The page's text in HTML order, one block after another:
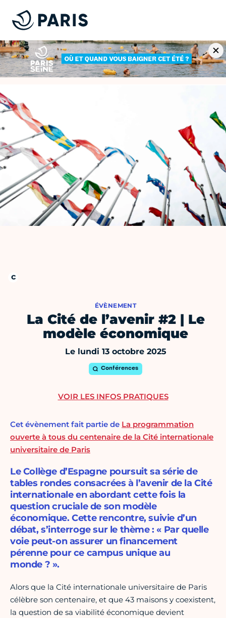
ÉVÈNEMENT
La Cité de l’avenir #2 | Le
modèle économique
Le lundi 13 octobre 2025
Conférences
Cet évènement fait partie de La programmation
ouverte à tous du centenaire de la Cité internationale
universitaire de Paris
Le Collège d’Espagne poursuit sa série de
tables rondes consacrées à l’avenir de la Cité
internationale en abordant cette fois la
question cruciale de son modèle
économique. Cette rencontre, suivie d’un
débat, s’interroge sur le thème : « Par quelle
voie peut-on assurer un financement
pérenne pour ce campus unique au
monde ? ».
Alors que la Cité internationale universitaire de Paris
célèbre son centenaire, et que 43 maisons y coexistent,
la question de sa viabilité économique devient
VOIR LES INFOS PRATIQUES